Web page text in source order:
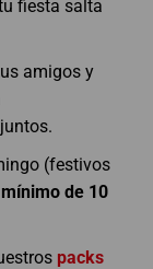
fiesta salta
amigos y
(festivos
mínimo de 10
packs